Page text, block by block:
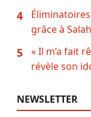
4
grâce à Salah
5
« Il m’a fait
révèle son
NEWSLETTER